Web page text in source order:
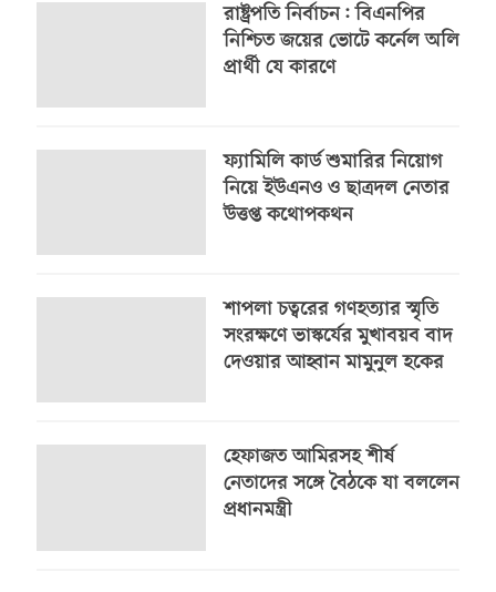
রাষ্ট্রপতি নির্বাচন: বিএনপির
নিশ্চিত জয়ের ভোটে কর্নেল অলি
প্রার্থী যে কারণে
ফ্যামিলি কার্ড শুমারির নিয়োগ
নিয়ে ইউএনও ও ছাত্রদল নেতার
উত্তপ্ত কথোপকথন
শাপলা চত্বরের গণহত্যার স্মৃতি
সংরক্ষণে ভাস্কর্যের মুখাবয়ব বাদ
দেওয়ার আহ্বান মামুনুল হকের
হেফাজত আমিরসহ শীর্ষ
নেতাদের সঙ্গে বৈঠকে যা বললেন
প্রধানমন্ত্রী